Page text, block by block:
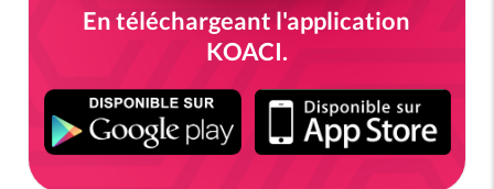
En téléchargeant l'application
KOACI.